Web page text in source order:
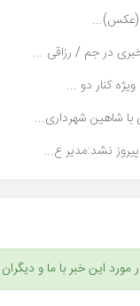
(عکس)...
در جم / رزاقی ...
کنار دو ...
شاهین شهرداری...
نشد:مدیر ع...
مورد این خبر با ما و